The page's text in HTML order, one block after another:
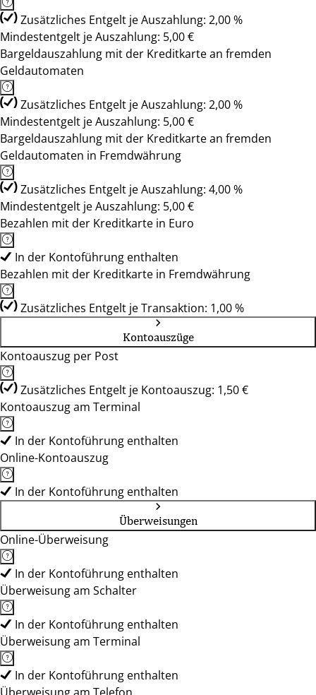
Zusätzliches Entgelt je Auszahlung: 2,00 %
Mindestentgelt je Auszahlung: 5,00 €
Bargeldauszahlung mit der Kreditkarte an fremden
Geldautomaten
Zusätzliches Entgelt je Auszahlung: 2,00 %
Mindestentgelt je Auszahlung: 5,00 €
Bargeldauszahlung mit der Kreditkarte an fremden
Geldautomaten in Fremdwährung
Zusätzliches Entgelt je Auszahlung: 4,00 %
Mindestentgelt je Auszahlung: 5,00 €
Bezahlen mit der Kreditkarte in Euro
In der Kontoführung enthalten
Bezahlen mit der Kreditkarte in Fremdwährung
Zusätzliches Entgelt je Transaktion: 1,00 %
Kontoauszüge
Kontoauszug per Post
Zusätzliches Entgelt je Kontoauszug: 1,50 €
Kontoauszug am Terminal
In der Kontoführung enthalten
Online-Kontoauszug
In der Kontoführung enthalten
Überweisungen
Online-Überweisung
In der Kontoführung enthalten
Überweisung am Schalter
In der Kontoführung enthalten
Überweisung am Terminal
In der Kontoführung enthalten